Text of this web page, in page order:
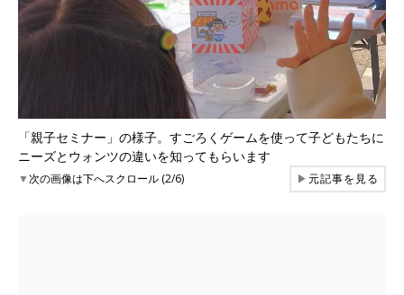
「親子セミナー」の様子。すごろくゲームを使って子どもたちに
ニーズとウォンツの違いを知ってもらいます
▼次の画像は下へスクロール (2/6) ▶元記事を見る